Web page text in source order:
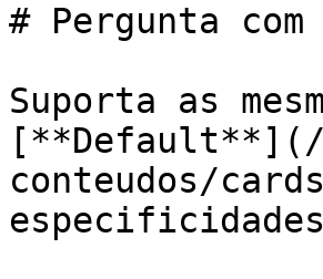
# Pergunta com
Suporta as
[**Default**](/
conteudos/